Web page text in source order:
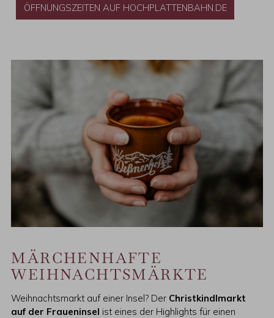
ÖFFNUNGSZEITEN AUF HOCHPLATTENBAHN.DE
MÄRCHENHAFTE
WEIHNACHTSMÄRKTE
Weihnachtsmarkt auf einer Insel? Der Christkindlmarkt
auf der Fraueninsel ist eines der Highlights für einen